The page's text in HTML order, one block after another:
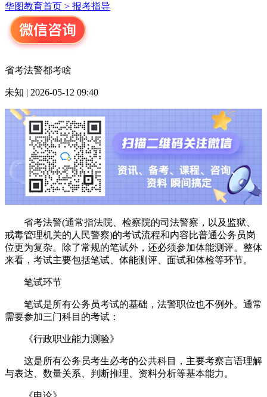
华图教育首页 > 报考指导
省考法警都考啥
未知 | 2026-05-12 09:40
省考法警(通常指法院、检察院的司法警察，以及监狱、
戒毒管理机关的人民警察)的考试流程和内容比普通公务员岗
位更为复杂。除了常规的笔试外，还必须参加体能测评。整体
来看，考试主要包括笔试、体能测评、面试和体检等环节。
笔试环节
笔试是所有公务员考试的基础，法警职位也不例外。通常
需要参加三门科目的考试：
《行政职业能力测验》
这是所有公务员考生必考的公共科目，主要考察言语理解
与表达、数量关系、判断推理、资料分析等基本能力。